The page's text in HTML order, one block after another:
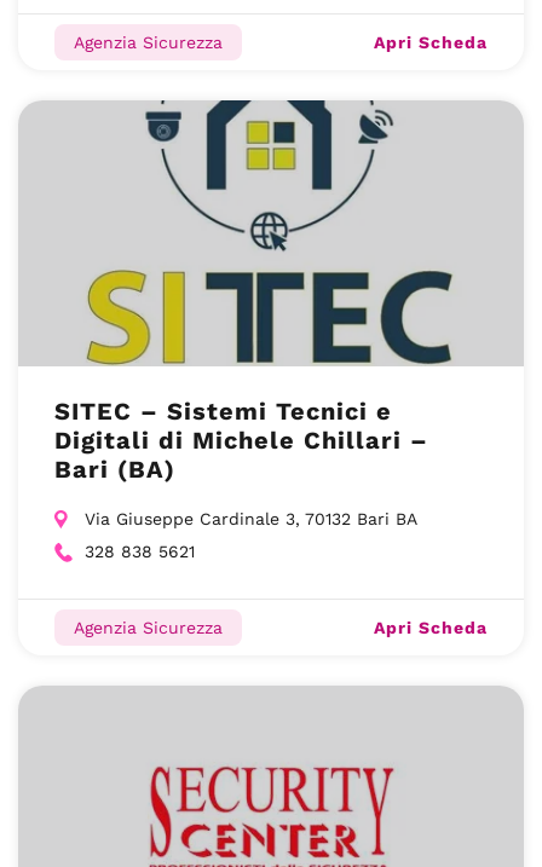
Agenzia Sicurezza Apri Scheda
SITEC – Sistemi Tecnici e
Digitali di Michele Chillari –
Bari (BA)
Via Giuseppe Cardinale 3, 70132 Bari BA
328 838 5621
Agenzia Sicurezza Apri Scheda